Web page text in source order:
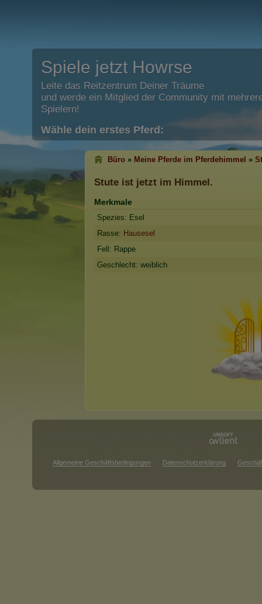
Spiele jetzt Howrse
Leite das Reitzentrum Deiner Träume
und werde ein Mitglied der Community mit
Spielern!
Wähle dein erstes Pferd:
Büro » Meine Pferde im Pferdehimmel »
Stute ist jetzt im Himmel.
Merkmale
Spezies: Esel
Rasse: Hausesel
Fell: Rappe
Geschlecht: weiblich
Allgemeine Geschäftsbedingungen Datenschutzerklärung